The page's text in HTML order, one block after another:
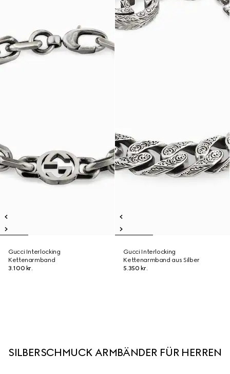
Gucci Interlocking
Kettenarmband
3.100 kr.
Gucci Interlocking
Kettenarmband aus Silber
5.350 kr.
SILBERSCHMUCK ARMBÄNDER FÜR HERREN